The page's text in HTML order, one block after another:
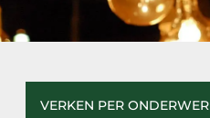
VERKEN PER